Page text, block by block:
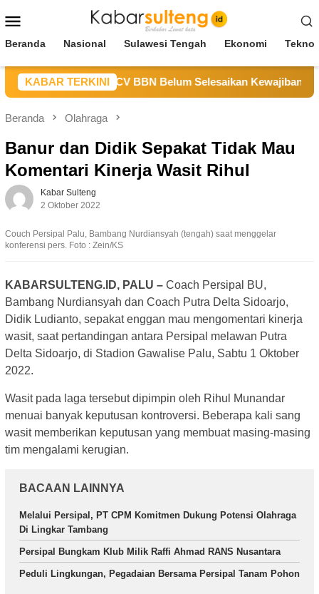
ke
Mobile
Beranda Nasional Sulawesi Tengah Ekonomi
KABAR TERKINI
Sulteng Sebut CV BBN Belum Selesaikan Kewajiban untuk
Beranda Olahraga
Banur dan Didik Sepakat Tidak Mau
Komentari Kinerja Wasit Rihul
Kabar Sulteng
2 Oktober 2022
Couch Persipal Palu, Bambang Nurdiansyah (tengah) saat menggelar
konferensi pers. Foto : Zein/KS
KABARSULTENG.ID, PALU – Coach Persipal BU,
Bambang Nurdiansyah dan Coach Putra Delta Sidoarjo,
Didik Ludianto, sepakat enggan mau mengomentari kinerja
wasit, saat pertandingan antara Persipal melawan Putra
Delta Sidoarjo, di Stadion Gawalise Palu, Sabtu 1 Oktober
2022.
Wasit pada laga tersebut dipimpin oleh Rihul Munandar
menuai banyak keputusan kontroversi. Beberapa kali sang
wasit memberikan keputusan yang membuat masing-masing
tim mengalami kerugian.
BACAAN LAINNYA
Melalui Persipal, PT CPM Komitmen Dukung Potensi Olahraga
Di Lingkar Tambang
Persipal Bungkam Klub Milik Raffi Ahmad RANS Nusantara
Peduli Lingkungan, Pegadaian Bersama Persipal Tanam Pohon